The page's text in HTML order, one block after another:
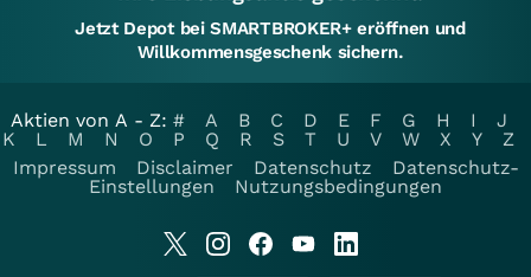
Jetzt Depot bei SMARTBROKER+ eröffnen und
Willkommensgeschenk sichern.
Aktien von A - Z: # A B C D E F G H I
J
K
L M N O P Q R S T U V W X Y
Z
Impressum
Disclaimer Datenschutz
Datenschutz-
Einstellungen
Nutzungsbedingungen